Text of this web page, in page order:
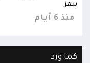
بتعز
منذ 6 أيام
كما ورد